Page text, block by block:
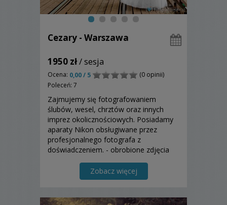
Cezary - Warszawa
1950 zł/ sesja
Ocena: 0,00 / 5
(0 opinii)
Poleceń: 7
Zajmujemy się fotografowaniem
ślubów, wesel, chrztów oraz innych
imprez okolicznościowych. Posiadamy
aparaty Nikon obsługiwane przez
profesjonalnego fotografa z
doświadczeniem. - obrobione zdjęcia
ozdobnym pendrive.Zobacz więcej